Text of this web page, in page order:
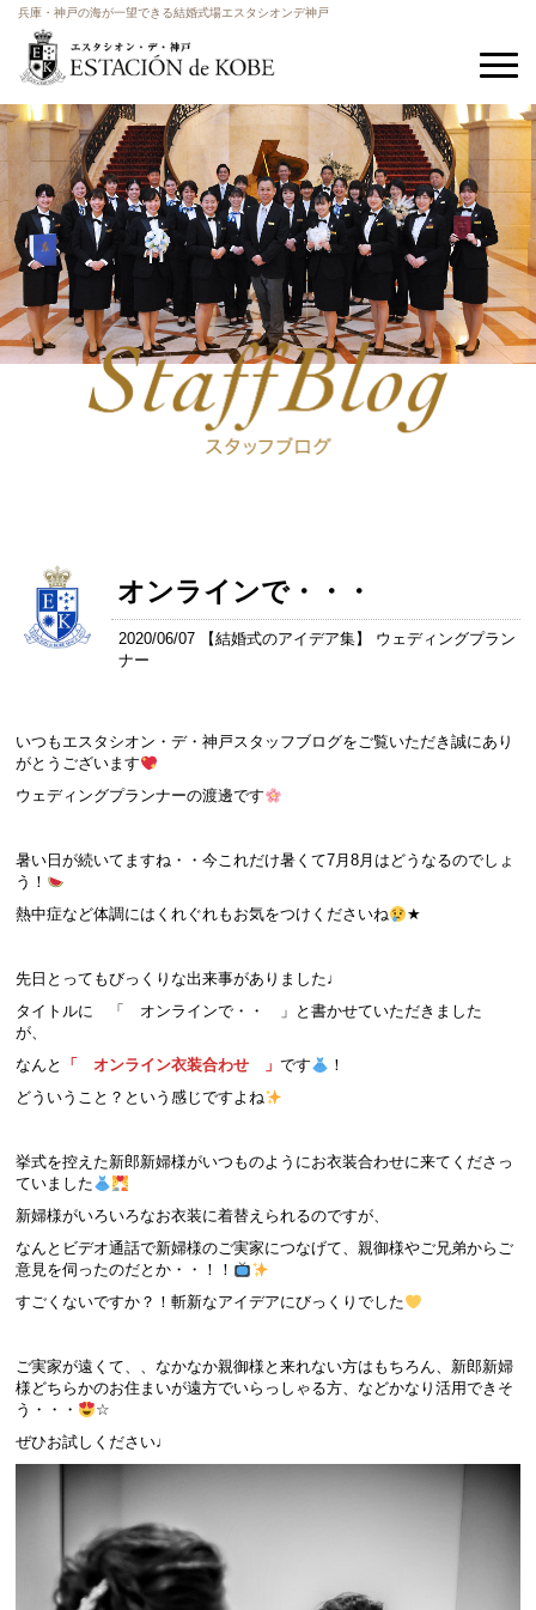
兵庫・神戸の海が一望できる結婚式場エスタシオンデ神戸
オンラインで・・・
2020/06/07 【結婚式のアイデア集】 ウェディングプラン
ナー
いつもエスタシオン・デ・神戸スタッフブログをご覧いただき誠にあり
がとうございます
ウェディングプランナーの渡邊です
暑い日が続いてますね・・今これだけ暑くて7月8月はどうなるのでしょ
う！
熱中症など体調にはくれぐれもお気をつけくださいね
★
先日とってもびっくりな出来事がありました♩
タイトルに 「 オンラインで・・ 」と書かせていただきました
が、
なんと
「 オンライン衣装合わせ 」です
！
どういうこと？という感じですよね
挙式を控えた新郎新婦様がいつものようにお衣装合わせに来てくださっ
ていました
新婦様がいろいろなお衣装に着替えられるのですが、
なんとビデオ通話で新婦様のご実家につなげて、親御様やご兄弟からご
意見を伺ったのだとか・・！！
すごくないですか？！斬新なアイデアにびっくりでした
ご実家が遠くて、、なかなか親御様と来れない方はもちろん、新郎新婦
様どちらかのお住まいが遠方でいらっしゃる方、などかなり活用できそ
う・・・
☆
ぜひお試しください♩